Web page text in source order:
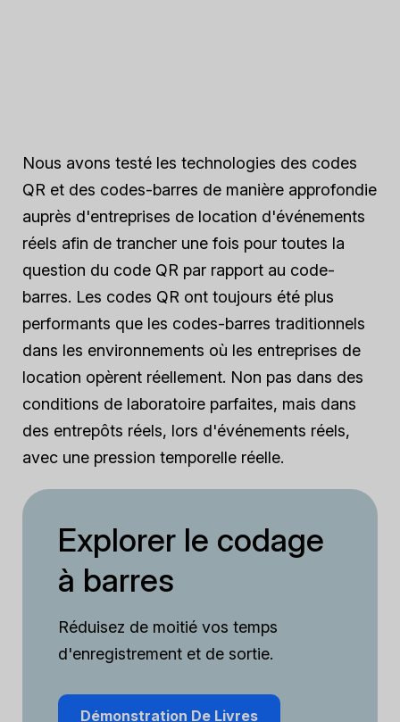
Nous avons testé les technologies des codes
QR et des codes-barres de manière approfondie
auprès d'entreprises de location d'événements
réels afin de trancher une fois pour toutes la
question du code QR par rapport au code-
barres. Les codes QR ont toujours été plus
performants que les codes-barres traditionnels
dans les environnements où les entreprises de
location opèrent réellement. Non pas dans des
conditions de laboratoire parfaites, mais dans
des entrepôts réels, lors d'événements réels,
avec une pression temporelle réelle.
Explorer le codage
à barres
Réduisez de moitié vos temps
d'enregistrement et de sortie.
Démonstration De Livres